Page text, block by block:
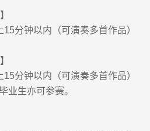
15分钟以内（可演奏多首作品）
15分钟以内（可演奏多首作品）
业生亦可参赛。